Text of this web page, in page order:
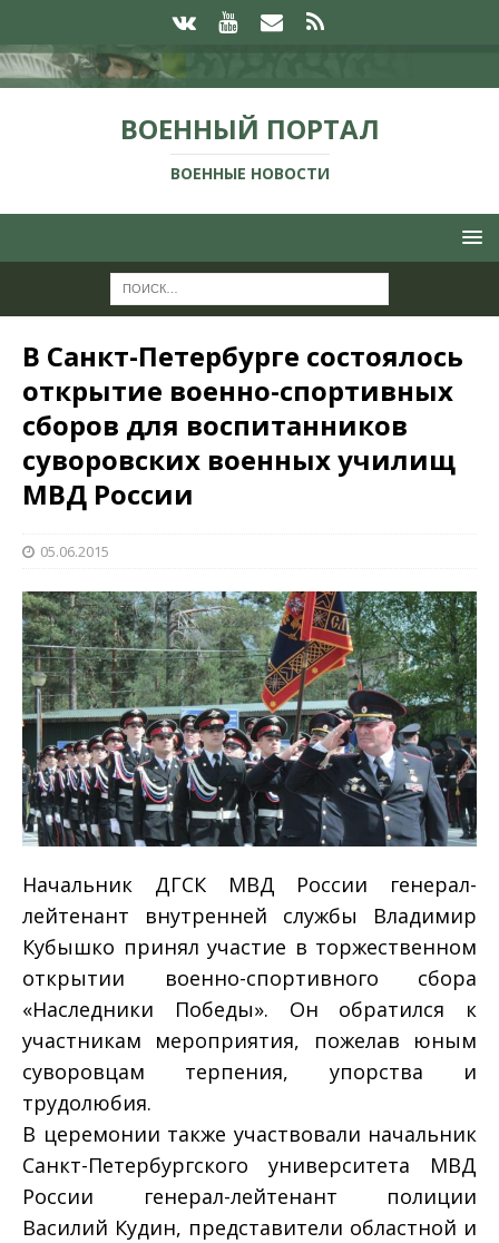
ВОЕННЫЙ ПОРТАЛ
ВОЕННЫЕ НОВОСТИ
В Санкт-Петербурге состоялось
открытие военно-спортивных
сборов для воспитанников
суворовских военных училищ
МВД России
05.06.2015
Начальник ДГСК МВД России генерал-
лейтенант внутренней службы Владимир
Кубышко принял участие в торжественном
открытии военно-спортивного сбора
«Наследники Победы». Он обратился к
участникам мероприятия, пожелав юным
суворовцам терпения, упорства и
трудолюбия.
В церемонии также участвовали начальник
Санкт-Петербургского университета МВД
России генерал-лейтенант полиции
Василий Кудин, представители областной и